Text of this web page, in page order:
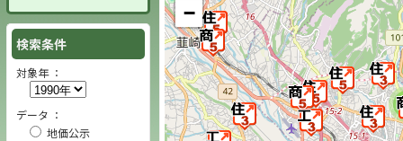
−
検索条件
対象年 ：
データ ：
地価公示